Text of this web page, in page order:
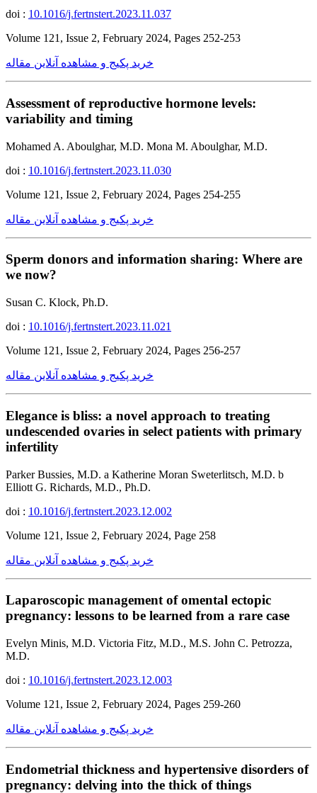
doi : 10.1016/j.fertnstert.2023.11.037
Volume 121, Issue 2, February 2024, Pages 252-253
خرید پکیج و مشاهده آنلاین مقاله
Assessment of reproductive hormone levels:
variability and timing
Mohamed A. Aboulghar, M.D. Mona M. Aboulghar, M.D.
doi : 10.1016/j.fertnstert.2023.11.030
Volume 121, Issue 2, February 2024, Pages 254-255
خرید پکیج و مشاهده آنلاین مقاله
Sperm donors and information sharing: Where are
we now?
Susan C. Klock, Ph.D.
doi : 10.1016/j.fertnstert.2023.11.021
Volume 121, Issue 2, February 2024, Pages 256-257
خرید پکیج و مشاهده آنلاین مقاله
Elegance is bliss: a novel approach to treating
undescended ovaries in select patients with primary
infertility
Parker Bussies, M.D. a Katherine Moran Sweterlitsch, M.D. b
Elliott G. Richards, M.D., Ph.D.
doi : 10.1016/j.fertnstert.2023.12.002
Volume 121, Issue 2, February 2024, Page 258
خرید پکیج و مشاهده آنلاین مقاله
Laparoscopic management of omental ectopic
pregnancy: lessons to be learned from a rare case
Evelyn Minis, M.D. Victoria Fitz, M.D., M.S. John C. Petrozza,
M.D.
doi : 10.1016/j.fertnstert.2023.12.003
Volume 121, Issue 2, February 2024, Pages 259-260
خرید پکیج و مشاهده آنلاین مقاله
Endometrial thickness and hypertensive disorders of
pregnancy: delving into the thick of things